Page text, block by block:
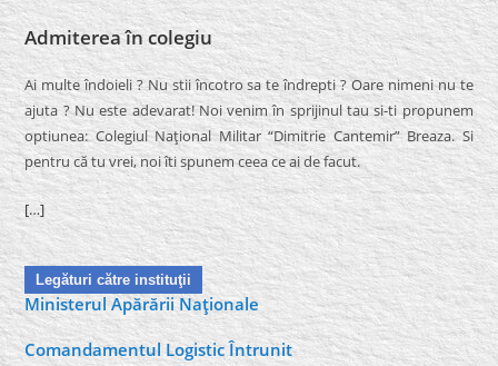
Admiterea în colegiu
Ai multe îndoieli ? Nu stii încotro sa te îndrepti ? Oare nimeni nu te
ajuta ? Nu este adevarat! Noi venim în sprijinul tau si-ti propunem
optiunea: Colegiul Naţional Militar “Dimitrie Cantemir” Breaza. Si
pentru că tu vrei, noi îti spunem ceea ce ai de facut.
[…]
Legături către instituţii
Ministerul Apărării Naţionale
Comandamentul Logistic Întrunit